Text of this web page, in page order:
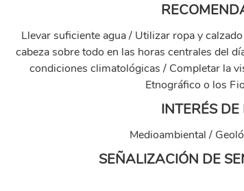
Llevar suficiente agua / Utilizar ropa y
cabeza sobre todo en las horas centrales del
condiciones climatológicas / Completar la
Etnográfico o los
INTERÉS
Medioambiental /
SEÑALIZACIÓN DE